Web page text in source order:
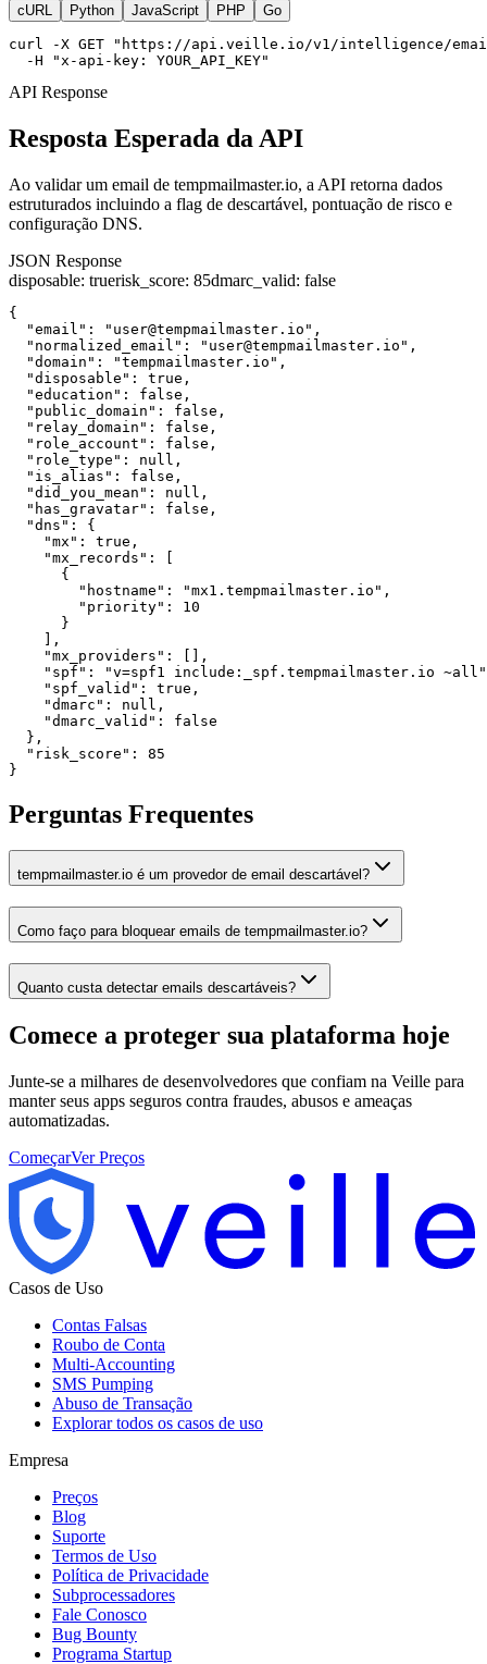
cURL Python JavaScript PHP Go
curl -X GET "https://api.veille.io/v1/intelligence/
  -H "x-api-key: YOUR_API_KEY"
API Response
Resposta Esperada da API
Ao validar um email de tempmailmaster.io, a API retorna dados
estruturados incluindo a flag de descartável, pontuação de risco e
configuração DNS.
JSON Response
disposable: truerisk_score: 85dmarc_valid: false
{
  "email": "user@tempmailmaster.io",
  "normalized_email": "user@tempmailmaster.io",
  "domain": "tempmailmaster.io",
  "disposable": true,
  "education": false,
  "public_domain": false,
  "relay_domain": false,
  "role_account": false,
  "role_type": null,
  "is_alias": false,
  "did_you_mean": null,
  "has_gravatar": false,
  "dns": {
    "mx": true,
    "mx_records": [
      {
        "hostname": "mx1.tempmailmaster.io",
        "priority": 10
      }
    ],
    "mx_providers": [],
"spf": "v=spf1 include:_spf.tempmailmaster.io
    "spf_valid": true,
    "dmarc": null,
    "dmarc_valid": false
  },
  "risk_score": 85
}
Perguntas Frequentes
tempmailmaster.io é um provedor de email descartável?
Como faço para bloquear emails de tempmailmaster.io?
Quanto custa detectar emails descartáveis?
Comece a proteger sua plataforma hoje
Junte-se a milhares de desenvolvedores que confiam na Veille para
manter seus apps seguros contra fraudes, abusos e ameaças
automatizadas.
ComeçarVer Preços
Casos de Uso
Contas Falsas
Roubo de Conta
Multi-Accounting
SMS Pumping
Abuso de Transação
Explorar todos os casos de uso
Empresa
Preços
Blog
Suporte
Termos de Uso
Política de Privacidade
Subprocessadores
Fale Conosco
Bug Bounty
Programa Startup